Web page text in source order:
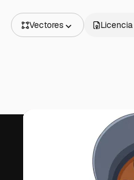
Vectores
Vídeos
Licencia